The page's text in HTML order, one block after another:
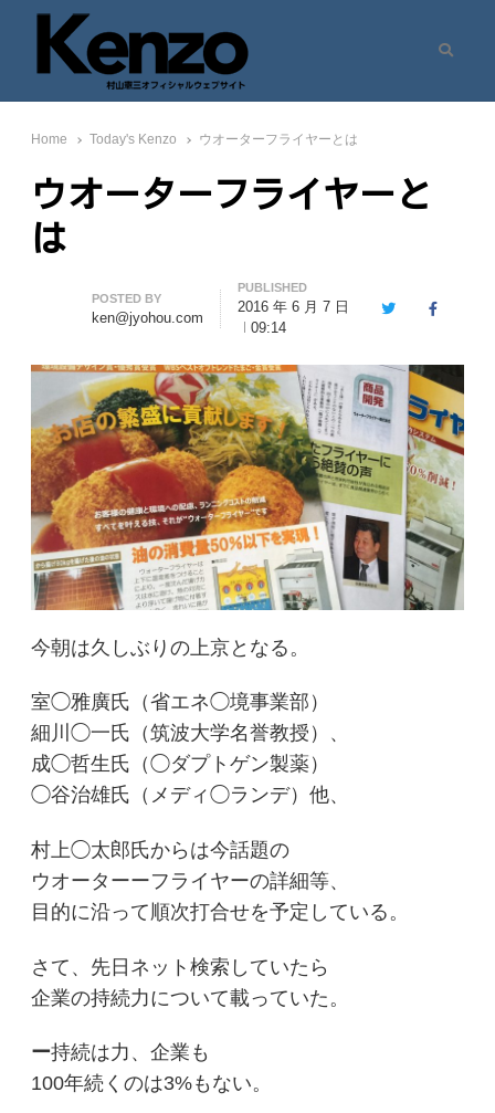
七転八起 – 村山憲三 Official Site
村山憲三ウェブサイト
Home Today's Kenzo ウオーターフライヤーとは
ウオーターフライヤーと
は
Author
POSTED BY
ken@jyohou.com
PUBLISHED
2016 年 6 月 7 日
09:14
TwitterFacebook
今朝は久しぶりの上京となる。
室◯雅廣氏（省エネ◯境事業部）
細川◯一氏（筑波大学名誉教授）、
成◯哲生氏（◯ダプトゲン製薬）
◯谷治雄氏（メディ◯ランデ）他、
村上◯太郎氏からは今話題の
ウオーターーフライヤーの詳細等、
目的に沿って順次打合せを予定している。
さて、先日ネット検索していたら
企業の持続力について載っていた。
ー持続は力、企業も
100年続くのは3%もない。